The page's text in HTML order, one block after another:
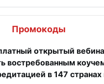
Промокоды
открытый
востребованным
в 147